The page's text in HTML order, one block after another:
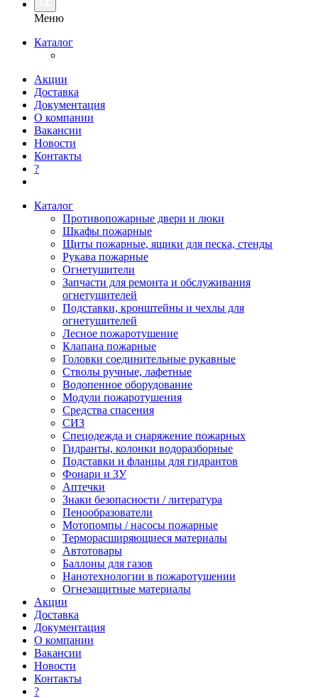
Меню
Каталог
Акции
Доставка
Документация
О компании
Вакансии
Новости
Контакты
?
Каталог
Противопожарные двери и люки
Шкафы пожарные
Щиты пожарные, ящики для песка, стенды
Рукава пожарные
Огнетушители
Запчасти для ремонта и обслуживания
огнетушителей
Подставки, кронштейны и чехлы для
огнетушителей
Лесное пожаротушение
Клапана пожарные
Головки соединительные рукавные
Стволы ручные, лафетные
Водопенное оборудование
Модули пожаротушения
Средства спасения
СИЗ
Спецодежда и снаряжение пожарных
Гидранты, колонки водоразборные
Подставки и фланцы для гидрантов
Фонари и ЗУ
Аптечки
Знаки безопасности / литература
Пенообразователи
Мотопомпы / насосы пожарные
Терморасширяющиеся материалы
Автотовары
Баллоны для газов
Нанотехнологии в пожаротушении
Огнезащитные материалы
Акции
Доставка
Документация
О компании
Вакансии
Новости
Контакты
?